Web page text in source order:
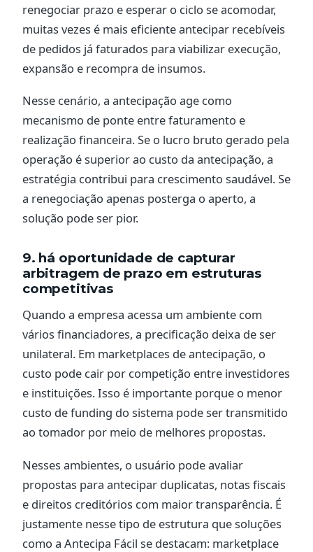
renegociar prazo e esperar o ciclo se acomodar,
muitas vezes é mais eficiente antecipar recebíveis
de pedidos já faturados para viabilizar execução,
expansão e recompra de insumos.
Nesse cenário, a antecipação age como
mecanismo de ponte entre faturamento e
realização financeira. Se o lucro bruto gerado pela
operação é superior ao custo da antecipação, a
estratégia contribui para crescimento saudável. Se
a renegociação apenas posterga o aperto, a
solução pode ser pior.
9. há oportunidade de capturar
arbitragem de prazo em estruturas
competitivas
Quando a empresa acessa um ambiente com
vários financiadores, a precificação deixa de ser
unilateral. Em marketplaces de antecipação, o
custo pode cair por competição entre investidores
e instituições. Isso é importante porque o menor
custo de funding do sistema pode ser transmitido
ao tomador por meio de melhores propostas.
Nesses ambientes, o usuário pode avaliar
propostas para antecipar duplicatas, notas fiscais
e direitos creditórios com maior transparência. É
justamente nesse tipo de estrutura que soluções
como a Antecipa Fácil se destacam: marketplace